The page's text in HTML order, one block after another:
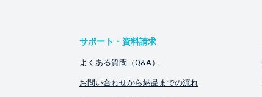
サポート・資料請求
よくある質問（Q&A）
お問い合わせから納品までの流れ